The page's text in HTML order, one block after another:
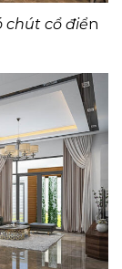
chút cổ điển